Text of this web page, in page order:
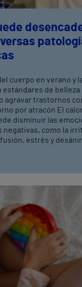
cuerpo en verano y
estándares de belleza
agravar trastornos
por atracón El
disminuir las
negativas, como la
estrés y